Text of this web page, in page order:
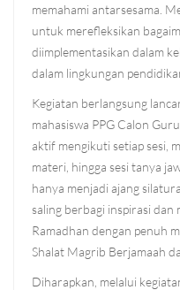
memahami antarsesama.
untuk merefleksikan
diimplementasikan dalam
dalam lingkungan
Kegiatan berlangsung
mahasiswa PPG Calon
aktif mengikuti setiap sesi,
materi, hingga sesi tanya
hanya menjadi ajang
saling berbagi inspirasi dan
Ramadhan dengan penuh
Shalat Magrib Berjamaah
Diharapkan, melalui